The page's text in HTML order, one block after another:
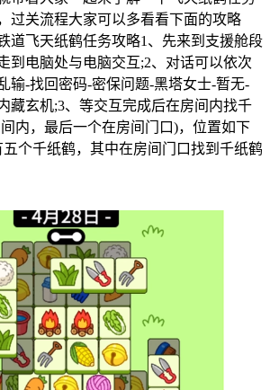
过关流程大家可以多看看下面的攻略
道飞天纸鹤任务攻略1、先来到支援舱段
到电脑处与电脑交互;2、对话可以依次
输-找回密码-密保问题-黑塔女士-暂无-
藏玄机;3、等交互完成后在房间内找千
内，最后一个在房间门口)，位置如下
五个千纸鹤，其中在房间门口找到千纸鹤